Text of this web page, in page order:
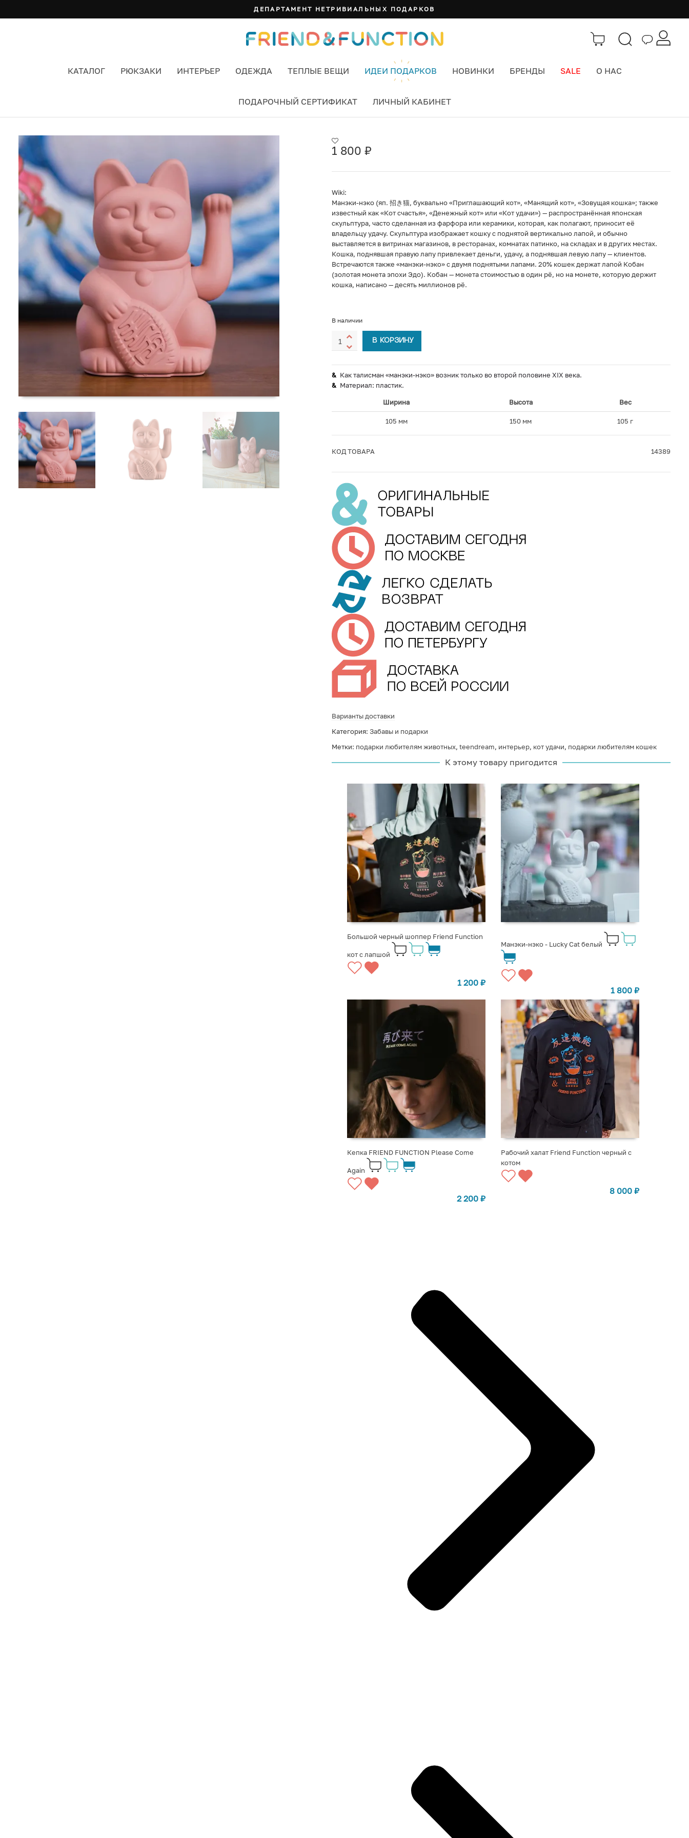
ДЕПАРТАМЕНТ НЕТРИВИАЛЬНЫХ ПОДАРКОВ
КАТАЛОГ РЮКЗАКИ ИНТЕРЬЕР ОДЕЖДА ТЕПЛЫЕ ВЕЩИ ИДЕИ ПОДАРКОВ НОВИНКИ БРЕНДЫ SALE О НАС
ПОДАРОЧНЫЙ СЕРТИФИКАТ ЛИЧНЫЙ КАБИНЕТ
1 800 ₽
Wiki:
Манэки-нэко (яп. 招き猫, буквально «Приглашающий кот», «Манящий кот», «Зовущая кошка»; также
известный как «Кот счастья», «Денежный кот» или «Кот удачи») — распространённая японская
скульптура, часто сделанная из фарфора или керамики, которая, как полагают, приносит её
владельцу удачу. Скульптура изображает кошку с поднятой вертикально лапой, и обычно
выставляется в витринах магазинов, в ресторанах, комнатах патинко, на складах и в других местах.
Кошка, поднявшая правую лапу привлекает деньги, удачу, а поднявшая левую лапу — клиентов.
Встречаются также «манэки-нэко» с двумя поднятыми лапами. 20% кошек держат лапой Кобан
(золотая монета эпохи Эдо). Кобан — монета стоимостью в один рё, но на монете, которую держит
кошка, написано — десять миллионов рё.
В наличии
В КОРЗИНУ
Как талисман «манэки-нэко» возник только во второй половине XIX века.
Материал: пластик.
Ширина Высота Вес
105 мм 150 мм 105 г
КОД ТОВАРА 14389
Варианты доставки
Категория: Забавы и подарки
Метки: подарки любителям животных, teendream, интерьер, кот удачи, подарки любителям кошек
К этому товару пригодится
Большой черный шоппер Friend Function
кот с лапшой
1 200 ₽
Манэки-нэко - Lucky Cat белый
1 800 ₽
Кепка FRIEND FUNCTION Please Come
Again
2 200 ₽
ВЫБРАТЬ ВАРИАНТЫ
Рабочий халат Friend Function черный с
котом
8 000 ₽